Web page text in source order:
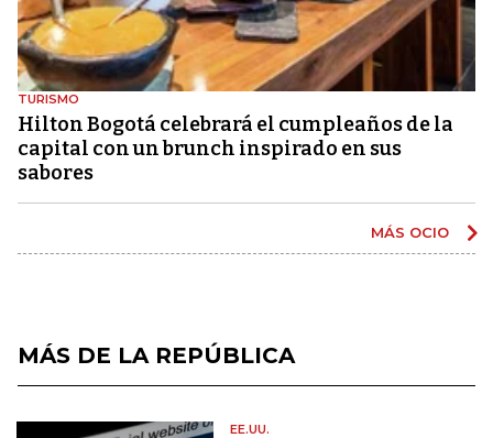
TURISMO
Hilton Bogotá celebrará el cumpleaños de la
capital con un brunch inspirado en sus
sabores
MÁS OCIO
MÁS DE LA REPÚBLICA
EE.UU.